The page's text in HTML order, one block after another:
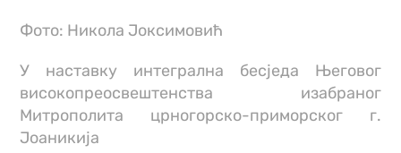
Фото: Никола Јоксимовић
У наставку интегрална бесједа Његовог
високопреосвештенства изабраног
Митрополита црногорско-приморског г.
Јоаникија